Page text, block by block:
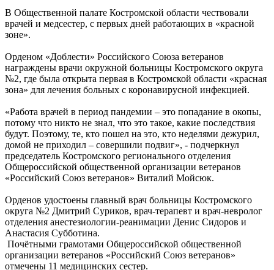
В Общественной палате Костромской области чествовали
врачей и медсестер, с первых дней работающих в «красной
зоне».
Орденом «Доблести» Российского Союза ветеранов
награждены врачи окружной больницы Костромского округа
№2, где была открыта первая в Костромской области «красная
зона» для лечения больных с коронавирусной инфекцией.
«Работа врачей в период пандемии – это попадание в окопы,
потому что никто не знал, что это такое, какие последствия
будут. Поэтому, те, кто пошел на это, кто неделями дежурил,
домой не приходил – совершили подвиг», - подчеркнул
председатель Костромского регионального отделения
Общероссийской общественной организации ветеранов
«Российский Союз ветеранов» Виталий Мойсюк.
Орденов удостоены главный врач больницы Костромского
округа №2 Дмитрий Суриков, врач-терапевт и врач-невролог
отделения анестезиологии-реанимации Денис Сидоров и
Анастасия Субботина.
Почётными грамотами Общероссийской общественной
организации ветеранов «Российский Союз ветеранов»
отмечены 11 медицинских сестер.